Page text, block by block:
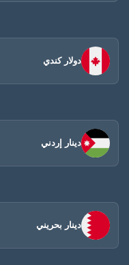
دولار كندي
دينار إردني
دينار بحريني